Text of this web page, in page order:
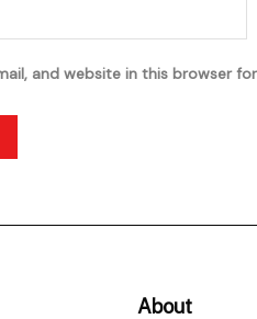
and website in this browser
About